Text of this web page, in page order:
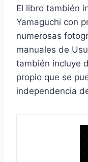
El libro también
Yamaguchi con
numerosas
manuales de
también incluye
propio que se
independencia